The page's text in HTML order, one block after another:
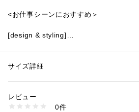
<お仕事シーンにおすすめ＞
[design & styling]
エットが上品さを引き立ててくれます
ートあわせなどオフィスシーンにおすす
フロントホックで着脱
性別：レディース
素材：（表生地）ポリエステル 89% ポリウレ
生産国：カンボジア製
洗濯：40℃非常に弱い 漂白× アイロン110℃ ド
サイズ詳細
レビュー
0件